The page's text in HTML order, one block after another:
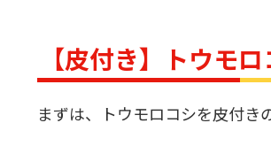
【皮付き】トウモ
まずは、トウモロコシを皮付き